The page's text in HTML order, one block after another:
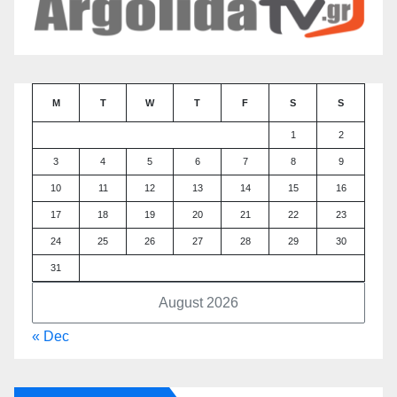
August 2026
M T W T F S S
1 2
3 4 5 6 7 8 9
10 11 12 13 14 15 16
17 18 19 20 21 22 23
24 25 26 27 28 29 30
31
« Dec